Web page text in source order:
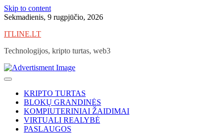
Skip to content
Sekmadienis, 9 rugpjūčio, 2026
ITLINE.LT
Technologijos, kripto turtas, web3
KRIPTO TURTAS
BLOKŲ GRANDINĖS
KOMPIUTERINIAI ŽAIDIMAI
VIRTUALI REALYBĖ
PASLAUGOS